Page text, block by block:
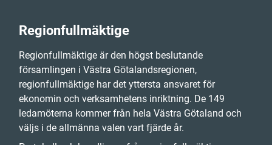
Regionfullmäktige
Regionfullmäktige är den högst beslutande
församlingen i Västra Götalandsregionen,
regionfullmäktige har det yttersta ansvaret för
ekonomin och verksamhetens inriktning. De 149
ledamöterna kommer från hela Västra Götaland och
väljs i de allmänna valen vart fjärde år.